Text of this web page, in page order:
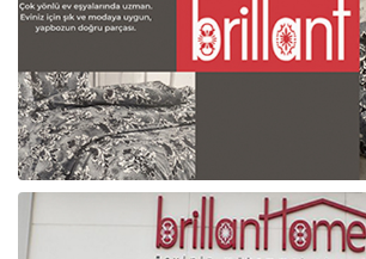
Raf ve Depo Sistemleri
Reklam - Tanıtım - PR ve İnternet
Seyahat - Rent A Car
Tabela - Dijital Baskı